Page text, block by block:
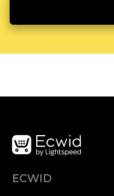
ECWID